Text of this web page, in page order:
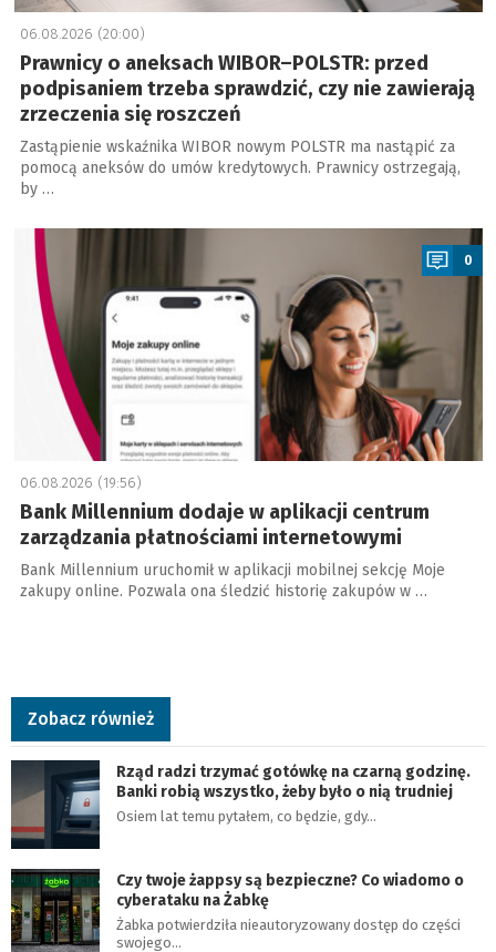
06.08.2026 (20:00)
Prawnicy o aneksach WIBOR–POLSTR: przed
podpisaniem trzeba sprawdzić, czy nie zawierają
zrzeczenia się roszczeń
Zastąpienie wskaźnika WIBOR nowym POLSTR ma nastąpić za
pomocą aneksów do umów kredytowych. Prawnicy ostrzegają,
by …
0
06.08.2026 (19:56)
Bank Millennium dodaje w aplikacji centrum
zarządzania płatnościami internetowymi
Bank Millennium uruchomił w aplikacji mobilnej sekcję Moje
zakupy online. Pozwala ona śledzić historię zakupów w …
Zobacz również
Rząd radzi trzymać gotówkę na czarną godzinę.
Banki robią wszystko, żeby było o nią trudniej
Osiem lat temu pytałem, co będzie, gdy…
Czy twoje żappsy są bezpieczne? Co wiadomo o
cyberataku na Żabkę
Żabka potwierdziła nieautoryzowany dostęp do części
swojego…